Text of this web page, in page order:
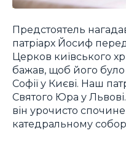
Предстоятель
патріарх Йосиф
Церков київського
бажав, щоб його було
Софії у Києві. Наш
Святого Юра у
він урочисто
катедральному